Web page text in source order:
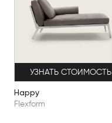
УЗНАТЬ СТОИМОСТЬ
Happy
Flexform